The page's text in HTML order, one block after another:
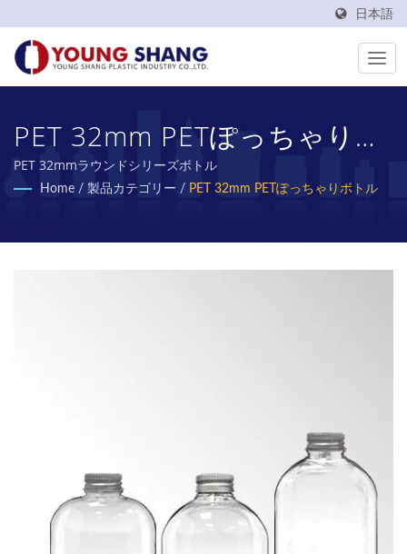
日本語
PET 32mm PETぽっちゃりボ
トル
PET 32mmラウンドシリーズボトル
Home / 製品カテゴリー / PET 32mm PETぽっちゃりボトル